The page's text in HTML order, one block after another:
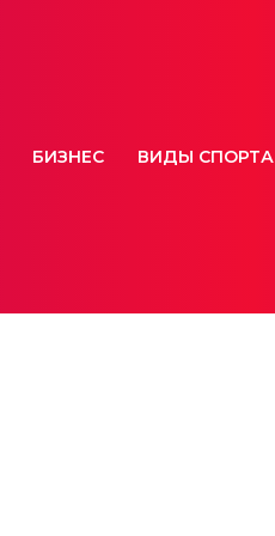
БИЗНЕС ВИДЫ СПОРТА